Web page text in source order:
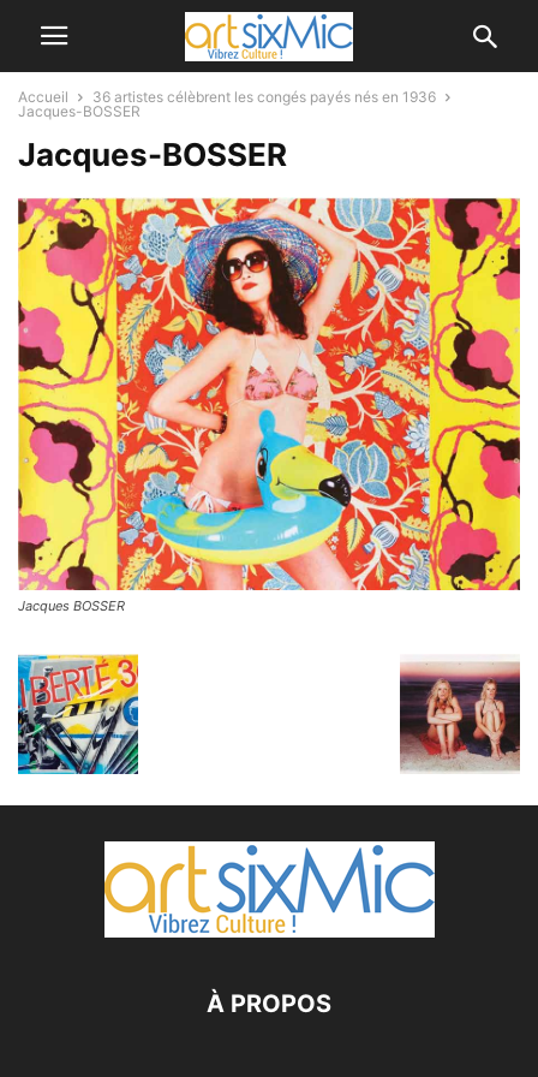
Accueil
36 artistes célèbrent les congés payés nés en 1936
Jacques-BOSSER
Jacques-BOSSER
Jacques BOSSER
À PROPOS